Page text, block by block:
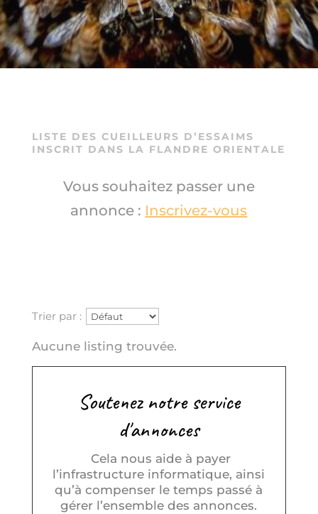
–
LISTE DES CUEILLEURS D’ESSAIMS
INSCRIT DANS LA FLANDRE ORIENTALE
Vous souhaitez passer une
annonce : Inscrivez-vous
Trier par :
Aucune listing trouvée.
Soutenez notre service
d'annonces
Cela nous aide à payer
l’infrastructure informatique, ainsi
qu’à compenser le temps passé à
gérer l’ensemble des annonces.